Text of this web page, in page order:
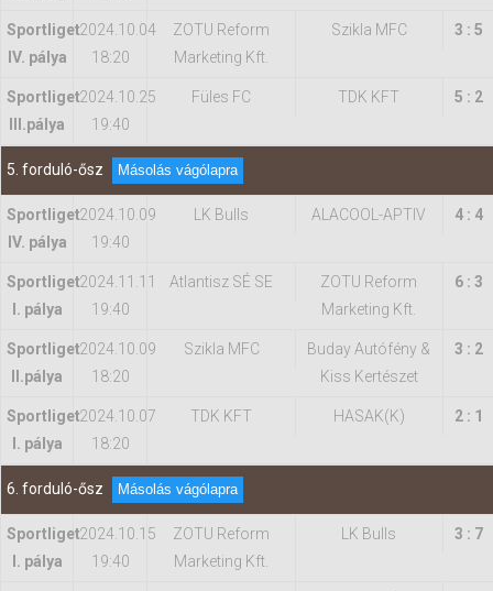
Sportliget
IV. pálya
2024.10.04
18:20
ZOTU Reform
Marketing Kft.
Szikla MFC 3 : 5
Sportliget
IIl.pálya
2024.10.25
19:40
Füles FC TDK KFT 5 : 2
5. forduló-ősz Másolás vágólapra
Sportliget
IV. pálya
2024.10.09
19:40
LK Bulls ALACOOL-APTIV 4 : 4
Sportliget
I. pálya
2024.11.11
19:40
Atlantisz SÉ SE
ZOTU Reform
Marketing Kft.
6 : 3
Sportliget
II.pálya
2024.10.09
18:20
Szikla MFC
Buday Autófény &
Kiss Kertészet
3 : 2
Sportliget
I. pálya
2024.10.07
18:20
TDK KFT HASAK(K) 2 : 1
6. forduló-ősz Másolás vágólapra
Sportliget
I. pálya
2024.10.15
19:40
ZOTU Reform
Marketing Kft.
LK Bulls 3 : 7